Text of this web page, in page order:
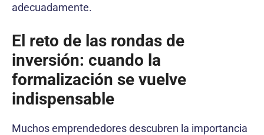
adecuadamente.
El reto de las rondas de
inversión: cuando la
formalización se vuelve
indispensable
Muchos emprendedores descubren la importancia